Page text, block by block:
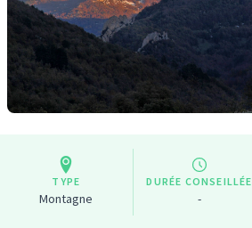
TYPE
Montagne
DURÉE CONSEILLÉE
-